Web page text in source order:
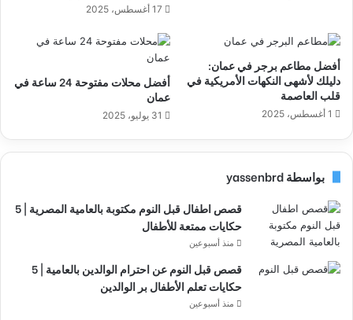
17 أغسطس، 2025
أفضل مطاعم برجر في عمان:
دليلك لأشهى النكهات الأمريكية في
قلب العاصمة
1 أغسطس، 2025
أفضل محلات مفتوحة 24 ساعة في
عمان
31 يوليو، 2025
بواسطة yassenbrd
قصص اطفال قبل النوم مكتوبة بالعامية المصرية | 5
حكايات ممتعة للأطفال
منذ أسبوعين
قصص قبل النوم عن احترام الوالدين بالعامية | 5
حكايات تعلم الأطفال بر الوالدين
منذ أسبوعين